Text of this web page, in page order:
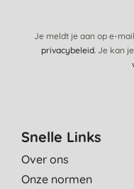
Ik vind het jammer dat ze
en dus gewoon in de
Je meldt je aan op e-
privacybeleid. Je kan
Snelle Links
Over ons
Onze normen